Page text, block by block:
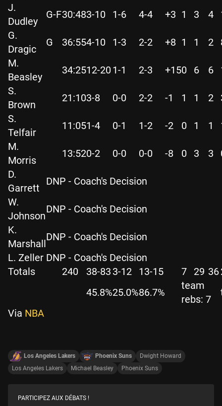
J.
Dudley
G-F30:483-10 1-6 4-4 +3 1 3 4
G.
Dragic
G 36:554-10 1-3 2-2 +8 1 1 2
M.
Beasley
34:2512-20 1-1 2-3 +150 6 6
S.
Brown
21:103-8 0-0 2-2 -1 1 1 2
S.
Telfair
11:051-4 0-1 1-2 -2 0 1 1
M.
Morris
13:520-2 0-0 0-0 -8 0 3 3
D.
Garrett
DNP - Coach's Decision
W.
Johnson
DNP - Coach's Decision
K.
Marshall
DNP - Coach's Decision
L. Zeller DNP - Coach's Decision
Totals
240 38-83 3-12 13-15 7 29 36
45.8%25.0%86.7%
team
rebs: 7
Via NBA
Los Angeles Lakers Phoenix Suns
Dwight Howard
Los Angeles Lakers
Michael Beasley Phoenix Suns
PARTICIPEZ AUX DÉBATS !